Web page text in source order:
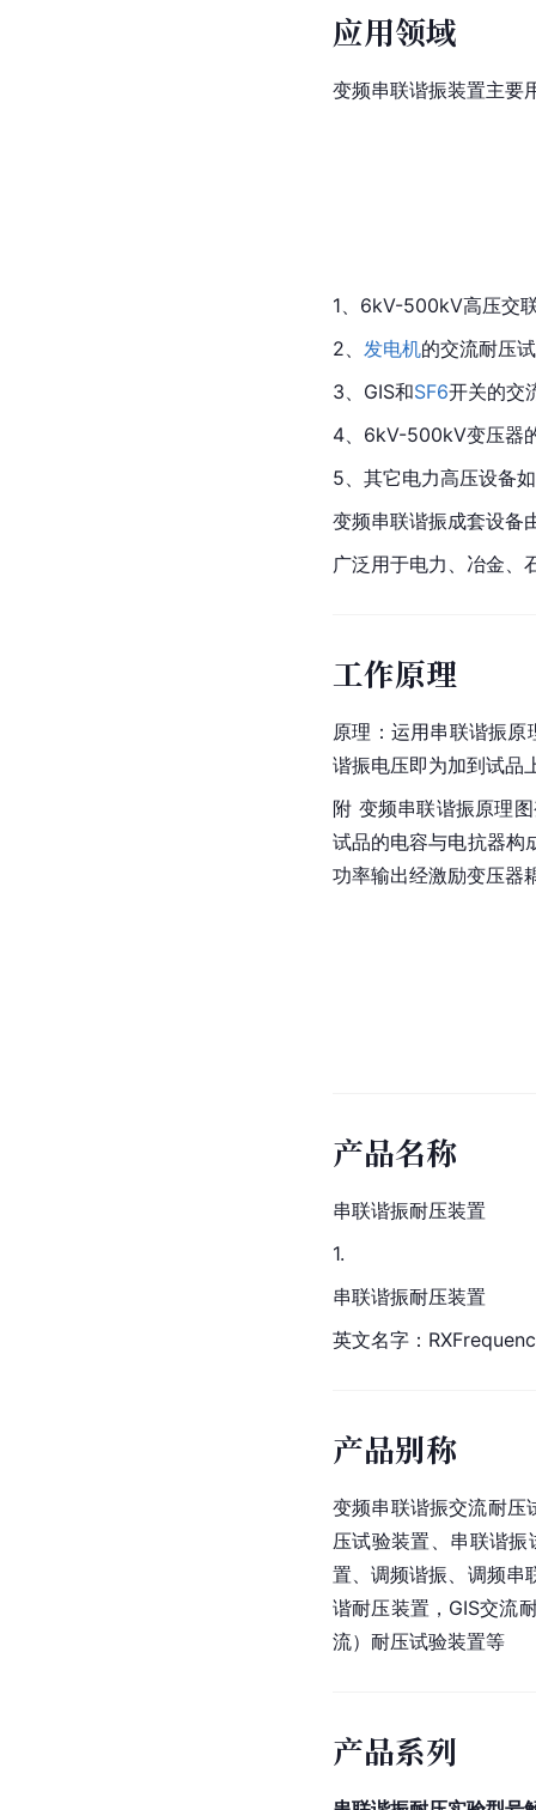
应用领域
变频串联谐振装置主要
1、6kV-500kV高压交
2、 发电机的交流耐压
3、GIS和SF6开关的交
4、6kV-500kV变压器
5、其它电力高压设备
变频串联谐振成套设备
广泛用于电力、冶金、
工作原理
原理：运用串联谐振
谐振电压即为加到试品
附 变频串联谐振原理
试品的电容与电抗器构
功率输出经激励变压器
产品名称
串联谐振耐压装置
1.
串联谐振耐压装置
英文名字：RX
产品别称
变频串联谐振交流耐压
压试验装置、串联谐
置、调频谐振、调频串
谐耐压装置，GIS交流
流）耐压试验装置等
产品系列